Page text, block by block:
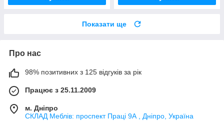
Показати ще
Про нас
98% позитивних з 125 відгуків за рік
Працює з 25.11.2009
м. Дніпро
СКЛАД Меблів: проспект Праці 9А , Дніпро, Україна